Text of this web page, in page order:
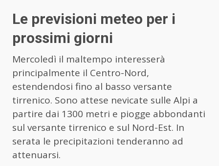
Le previsioni meteo per i
prossimi giorni
Mercoledì il maltempo interesserà
principalmente il Centro-Nord,
estendendosi fino al basso versante
tirrenico. Sono attese nevicate sulle Alpi a
partire dai 1300 metri e piogge abbondanti
sul versante tirrenico e sul Nord-Est. In
serata le precipitazioni tenderanno ad
attenuarsi.